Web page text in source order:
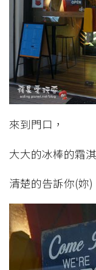
來到門口，
大大的冰棒的霜
清楚的告訴你(妳)